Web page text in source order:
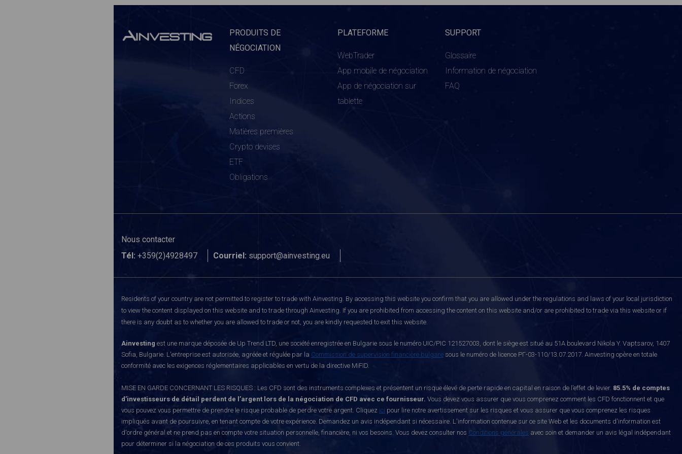
PRODUITS DE
NÉGOCIATION
CFD
Forex
Indices
Actions
Matières premières
Crypto devises
ETF
Obligations
PLATEFORME
WebTrader
App mobile de négociation
App de négociation sur
tablette
SUPPORT
Glossaire
Information de négociation
FAQ
Nous contacter
Tél: +359(2)4928497 Courriel: support@ainvesting.eu
Residents of your country are not permitted to register to trade with Ainvesting. By accessing this website you confirm that you are allowed under the regulations and laws of your local jurisdiction
to view the content displayed on this website and to trade through Ainvesting. If you are prohibited from accessing the content on this website and/or are prohibited to trade via this website or if
there is any doubt as to whether you are allowed to trade or not, you are kindly requested to exit this website.
Ainvesting est une marque déposée de Up Trend LTD, une société enregistrée en Bulgarie sous le numéro UIC/PIC 121527003, dont le siège est situé au 51A boulevard Nikola Y. Vaptsarov, 1407
Sofia, Bulgarie. L'entreprise est autorisée, agréée et régulée par la Commission de supervision financière bulgare sous le numéro de licence РГ-03-110/13.07.2017. Ainvesting opère en totale
conformité avec les exigences réglementaires applicables en vertu de la directive MiFID.
MISE EN GARDE CONCERNANT LES RISQUES : Les CFD sont des instruments complexes et présentent un risque élevé de perte rapide en capital en raison de l’effet de levier. 85.5% de comptes
d’investisseurs de détail perdent de l’argent lors de la négociation de CFD avec ce fournisseur. Vous devez vous assurer que vous comprenez comment les CFD fonctionnent et que
vous pouvez vous permettre de prendre le risque probable de perdre votre argent. Cliquez ici pour lire notre avertissement sur les risques et vous assurer que vous comprenez les risques
impliqués avant de poursuivre, en tenant compte de votre expérience. Demandez un avis indépendant si nécessaire. L'information contenue sur ce site Web et les documents d'information est
d'ordre général et ne prend pas en compte votre situation personnelle, financière, ni vos besoins. Vous devez consulter nos Conditions générales avec soin et demander un avis légal indépendant
pour déterminer si la négociation de ces produits vous convient.